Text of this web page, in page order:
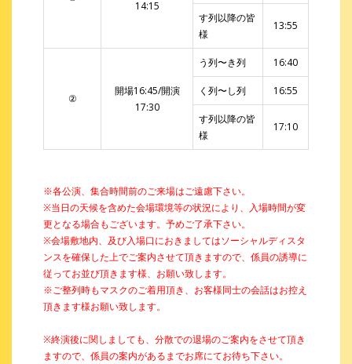
14:15
す列以降の皆
様
13:55
②
開場16:45/開演
17:30
う列〜き列 16:40
く列〜し列 16:55
す列以降の皆
様
17:10
※各公演、集合時間前のご来場はご遠慮下さい。
※当日の天候を含めた会場環境等の状況により、入場時間が変
更となる場合もございます。予めご了承下さい。
※会場敷地内、及び入場口におきましてはソーシャルディスタ
ンスを確保した上でご案内させて頂きますので、係員の誘導に
従ってお並び頂きます様、お願い致します。
※ご整列時もマスクのご着用頂き、お客様同士の会話はお控え
頂きます様お願い致します。
※終演後に関しましても、分散での退場のご案内をさせて頂き
ますので、係員の案内があるまでお席にてお待ち下さい。